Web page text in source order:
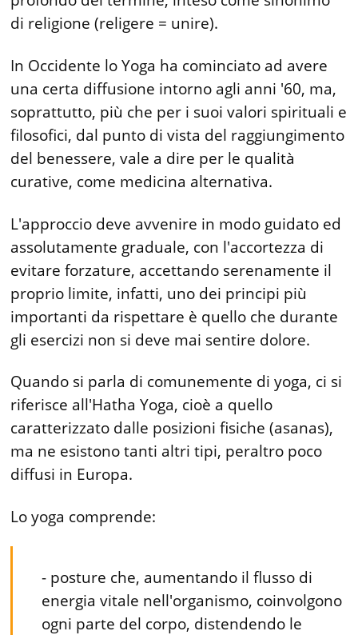
di religione (religere = unire).
In Occidente lo Yoga ha cominciato ad avere
una certa diffusione intorno agli anni '60, ma,
soprattutto, più che per i suoi valori spirituali e
filosofici, dal punto di vista del raggiungimento
del benessere, vale a dire per le qualità
curative, come medicina alternativa.
L'approccio deve avvenire in modo guidato ed
assolutamente graduale, con l'accortezza di
evitare forzature, accettando serenamente il
proprio limite, infatti, uno dei principi più
importanti da rispettare è quello che durante
gli esercizi non si deve mai sentire dolore.
Quando si parla di comunemente di yoga, ci si
riferisce all'Hatha Yoga, cioè a quello
caratterizzato dalle posizioni fisiche (asanas),
ma ne esistono tanti altri tipi, peraltro poco
diffusi in Europa.
Lo yoga comprende:
- posture che, aumentando il flusso di
energia vitale nell'organismo, coinvolgono
ogni parte del corpo, distendendo le